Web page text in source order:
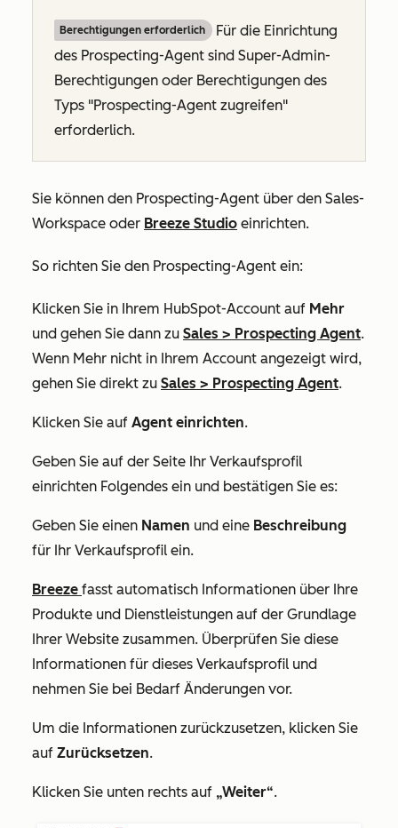
Berechtigungen erforderlich
Für die Einrichtung
des Prospecting-Agent sind Super-Admin-
Berechtigungen oder Berechtigungen des
Typs "Prospecting-Agent zugreifen"
erforderlich.
Sie können den Prospecting-Agent über den Sales-
Workspace oder Breeze Studio einrichten.
So richten Sie den Prospecting-Agent ein:
Klicken Sie in Ihrem HubSpot-Account auf Mehr
und gehen Sie dann zu Sales > Prospecting Agent.
Wenn Mehr nicht in Ihrem Account angezeigt wird,
gehen Sie direkt zu Sales > Prospecting Agent.
Klicken Sie auf Agent einrichten.
Geben Sie auf der Seite Ihr Verkaufsprofil
einrichten Folgendes ein und bestätigen Sie es:
Geben Sie einen Namen und eine Beschreibung
für Ihr Verkaufsprofil ein.
Breeze fasst automatisch Informationen über Ihre
Produkte und Dienstleistungen auf der Grundlage
Ihrer Website zusammen. Überprüfen Sie diese
Informationen für dieses Verkaufsprofil und
nehmen Sie bei Bedarf Änderungen vor.
Um die Informationen zurückzusetzen, klicken Sie
auf Zurücksetzen.
Klicken Sie unten rechts auf „Weiter“.